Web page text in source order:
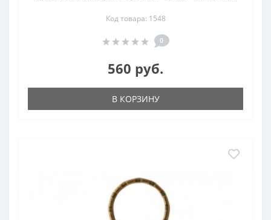
Код товара: 1548
0
560 руб.
В КОРЗИНУ